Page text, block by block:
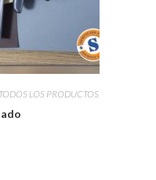
TODOS LOS PRODUCTOS